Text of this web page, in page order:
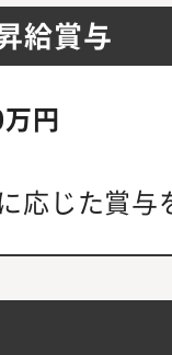
給賞与
円
応じた賞与